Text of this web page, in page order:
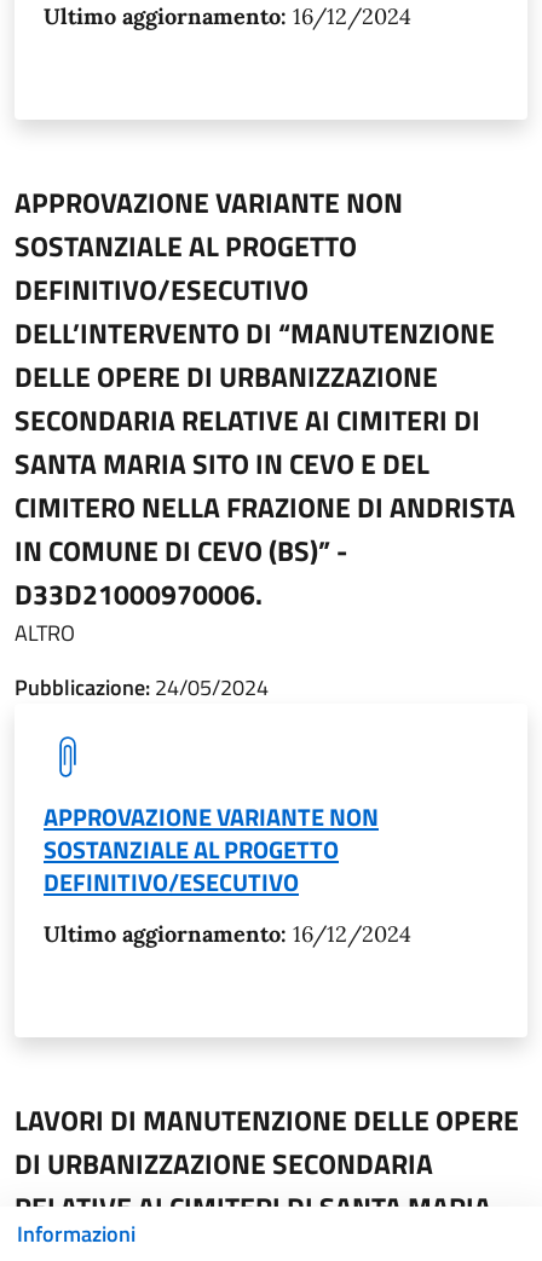
Informazioni
Ultimo aggiornamento: 16/12/2024
APPROVAZIONE VARIANTE NON
SOSTANZIALE AL PROGETTO
DEFINITIVO/ESECUTIVO
DELL’INTERVENTO DI “MANUTENZIONE
DELLE OPERE DI URBANIZZAZIONE
SECONDARIA RELATIVE AI CIMITERI DI
SANTA MARIA SITO IN CEVO E DEL
CIMITERO NELLA FRAZIONE DI ANDRISTA
IN COMUNE DI CEVO (BS)” -
D33D21000970006.
ALTRO
Pubblicazione:24/05/2024
APPROVAZIONE VARIANTE NON
SOSTANZIALE AL PROGETTO
DEFINITIVO/ESECUTIVO
Ultimo aggiornamento: 16/12/2024
LAVORI DI MANUTENZIONE DELLE OPERE
DI URBANIZZAZIONE SECONDARIA
RELATIVE AI CIMITERI DI SANTA MARIA
SITO IN CEVO II STRALCIO -